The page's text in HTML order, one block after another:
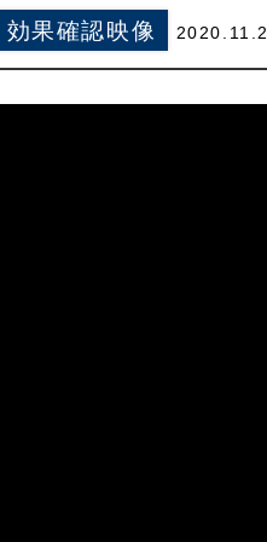
効果確認映像